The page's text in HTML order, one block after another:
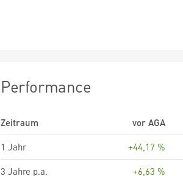
Performance
Zeitraum vor AGA
1 Jahr
+44,17 %
3 Jahre p.a.
+6,63 %